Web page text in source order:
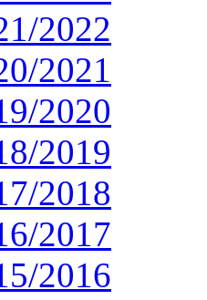
2022
2021
2020
2019
2018
2017
2016